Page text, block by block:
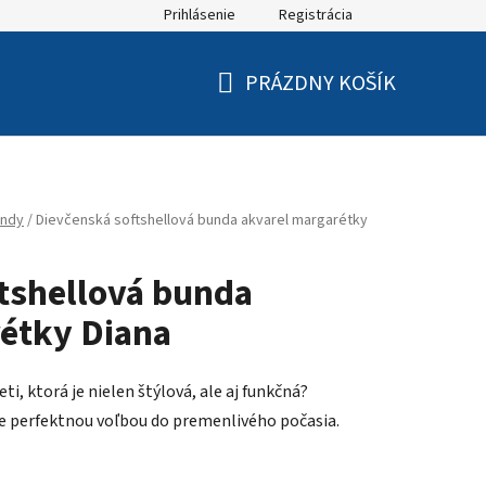
Prihlásenie Registrácia
PRÁZDNY KOŠÍK
/Dievčenská softshellová bunda akvarel margarétky
bunda
Diana
ktorá je nielen štýlová, ale aj funkčná?
perfektnou voľbou do premenlivého počasia.